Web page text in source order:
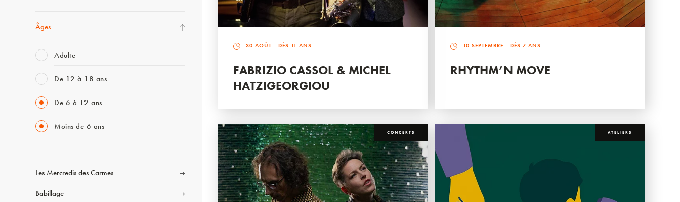
Âges
Adulte
De 12 à 18 ans
De 6 à 12 ans
Moins de 6 ans
Les Mercredis des Carmes
Babillage
30 AOÛT - DÈS 11 ANS
FABRIZIO CASSOL & MICHEL
HATZIGEORGIOU
10 SEPTEMBRE - DÈS 7 ANS
RHYTHM’N MOVE
CONCERTS ATELIERS